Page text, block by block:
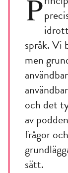
P
språk. Vi
men
och det
av
frågor
sätt.